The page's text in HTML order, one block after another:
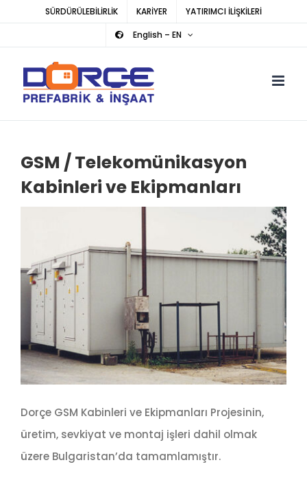
SÜRDÜRÜLEBİLİRLİK KARİYER
YATIRIMCI İLİŞKİLERİ
English – EN
GSM / Telekomünikasyon
Kabinleri ve Ekipmanları
Dorçe GSM Kabinleri ve Ekipmanları Projesinin,
üretim, sevkiyat ve montaj işleri dahil olmak
üzere Bulgaristan’da tamamlamıştır.